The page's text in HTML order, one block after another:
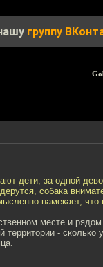
группу
дети, за одной
собака
намекает, что
месте и
- сколько